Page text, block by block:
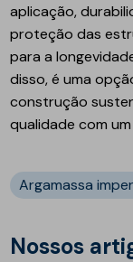
aplicação,
proteção das
para a
disso, é uma
construção
qualidade com
Argamassa
Nossos